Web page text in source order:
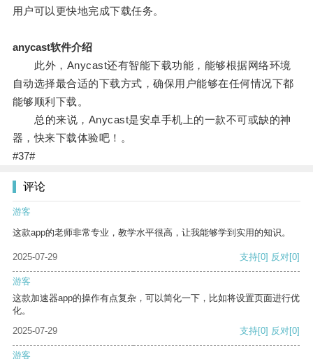
用户可以更快地完成下载任务。
anycast软件介绍
此外，Anycast还有智能下载功能，能够根据网络环境
自动选择最合适的下载方式，确保用户能够在任何情况下都
能够顺利下载。
总的来说，Anycast是安卓手机上的一款不可或缺的神
器，快来下载体验吧！。
#37#
评论
游客
这款app的老师非常专业，教学水平很高，让我能够学到实用的知识。
2025-07-29 支持[0] 反对[0]
游客
这款加速器app的操作有点复杂，可以简化一下，比如将设置页面进行优
化。
2025-07-29
支持[0] 反对[0]
游客